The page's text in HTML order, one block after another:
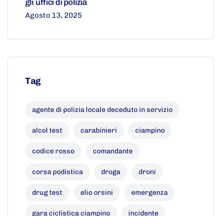
gli uffici di polizia
Agosto 13, 2025
Tag
agente di polizia locale deceduto in servizio
alcol test carabinieri ciampino
codice rosso comandante
corsa podistica droga droni
drug test elio orsini emergenza
gara ciclistica ciampino incidente